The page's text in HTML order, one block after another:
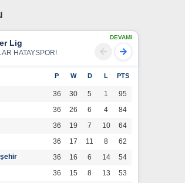
Lig
HATAYSPOR!
DEVAMI
P W D L PTS
36 30 5 1
95
36 26 6 4
84
36 19 7 10
64
36 17 11 8
62
36 16 6 14
54
36 15 8 13
53